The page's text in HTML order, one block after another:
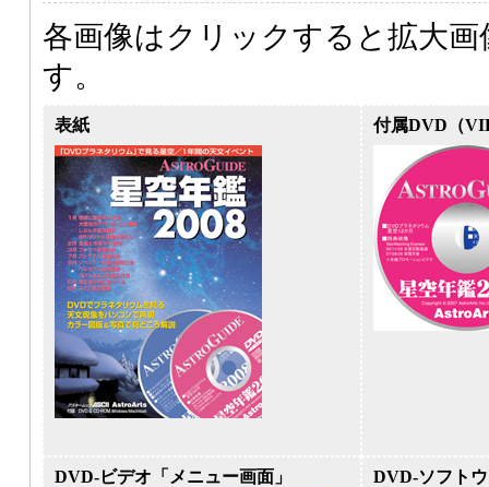
各画像はクリックすると拡大
す。
表紙 付属DVD（
DVD-ビデオ「メニュー画面」
DVD-ソフト